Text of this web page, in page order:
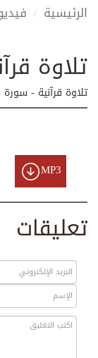
الرئيسية
تلاوة
تلاوة قرآنية -
MP3
تعليقات